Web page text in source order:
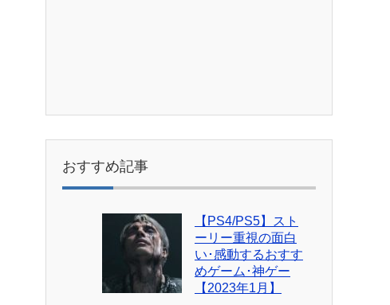
おすすめ記事
【PS4/PS5】スト
ーリー重視の面白
い･感動するおすす
めゲーム･神ゲー
【2023年1月】